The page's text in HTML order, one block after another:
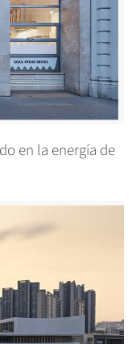
en la energía de